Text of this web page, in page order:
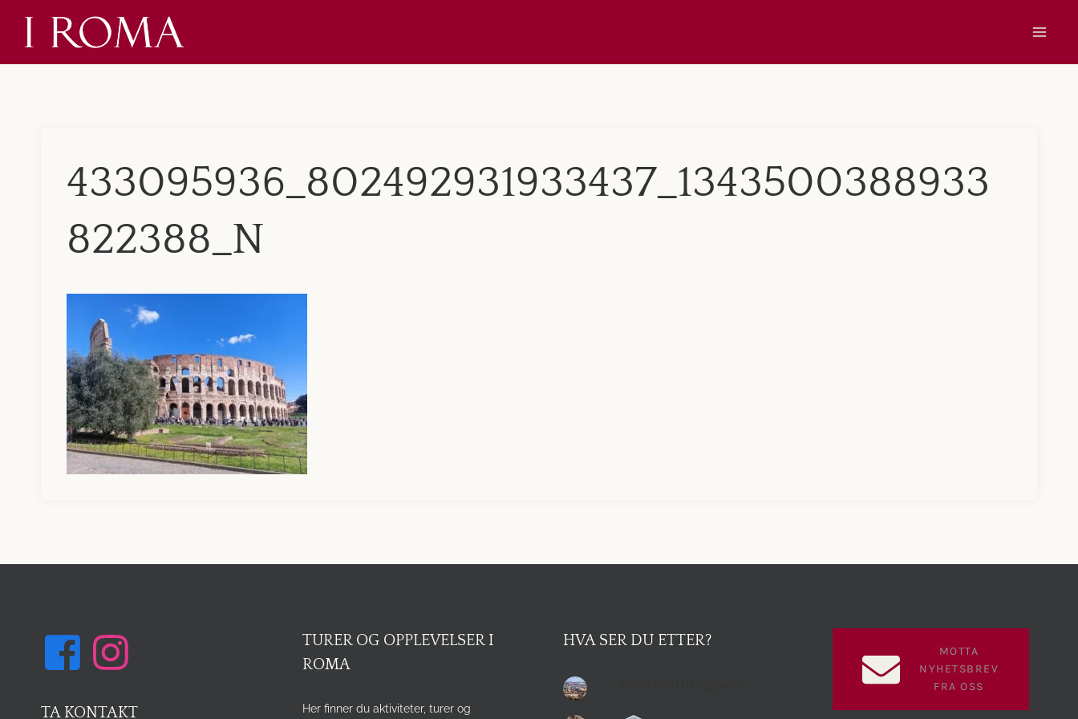
433095936_802492931933437_1343500388933
822388_N
TA KONTAKT
TURER OG OPPLEVELSER I
ROMA
Her finner du aktiviteter, turer og
HVA SER DU ETTER?
MOTTA
NYHETSBREV
FRA OSS